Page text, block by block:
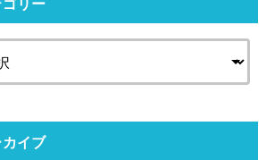
イブ